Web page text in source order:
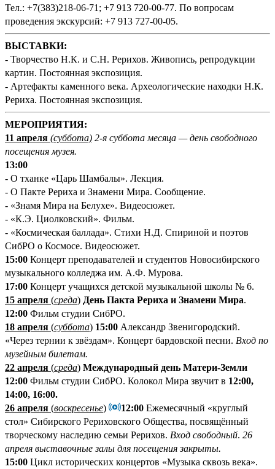
Тел.: +7(383)218-06-71; +7 913 720-00-77. По вопросам
проведения экскурсий: +7 913 727-00-05.
ВЫСТАВКИ:
- Творчество Н.К. и С.Н. Рерихов. Живопись, репродукции
картин. Постоянная экспозиция.
- Артефакты каменного века. Археологические находки Н.К.
Рериха. Постоянная экспозиция.
МЕРОПРИЯТИЯ:
11 апреля (суббота) 2-я суббота месяца — день свободного
посещения музея.
13:00
- О тханке «Царь Шамбалы». Лекция.
- О Пакте Рериха и Знамени Мира. Сообщение.
- «Знамя Мира на Белухе». Видеосюжет.
- «К.Э. Циолковский». Фильм.
- «Космическая баллада». Стихи Н.Д. Спириной и поэтов
СибРО о Космосе. Видеосюжет.
15:00 Концерт преподавателей и студентов Новосибирского
музыкального колледжа им. А.Ф. Мурова.
17:00 Концерт учащихся детской музыкальной школы № 6.
15 апреля (среда) День Пакта Рериха и Знамени Мира.
12:00 Фильм студии СибРО.
18 апреля (суббота) 15:00 Александр Звенигородский.
«Через тернии к звёздам». Концерт бардовской песни. Вход по
музейным билетам.
22 апреля (среда) Международный день Матери-Земли
12:00 Фильм студии СибРО. Колокол Мира звучит в 12:00,
14:00, 16:00.
26 апреля (воскресенье) 12:00 Ежемесячный «круглый
стол» Сибирского Рериховского Общества, посвящённый
творческому наследию семьи Рерихов. Вход свободный. 26
апреля выставочные залы для посещения закрыты.
15:00 Цикл исторических концертов «Музыка сквозь века».